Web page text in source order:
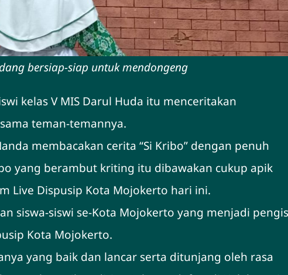
bersiap-siap untuk mendongeng
kelas V MIS Darul Huda itu menceritakan
teman-temannya.
membacakan cerita “Si Kribo” dengan penuh
yang berambut kriting itu dibawakan cukup apik
Live Dispusip Kota Mojokerto hari ini.
siswa-siswi se-Kota Mojokerto yang menjadi
Kota Mojokerto.
yang baik dan lancar serta ditunjang oleh rasa